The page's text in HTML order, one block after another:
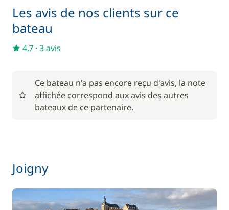
Matelas de pont
Pack Confort
Parking Voitures 6,00 €
/ nuit
Wifi
Les avis de nos clients sur ce
bateau
4,7 · 3 avis
Ce bateau n'a pas encore reçu d'avis, la note
affichée correspond aux avis des autres
bateaux de ce partenaire.
Joigny